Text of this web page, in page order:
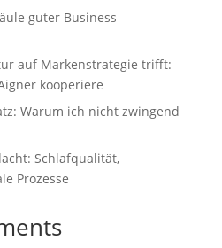
guter Business
auf Markenstrategie trifft:
kooperiere
Warum ich nicht zwingend
Schlafqualität,
Prozesse